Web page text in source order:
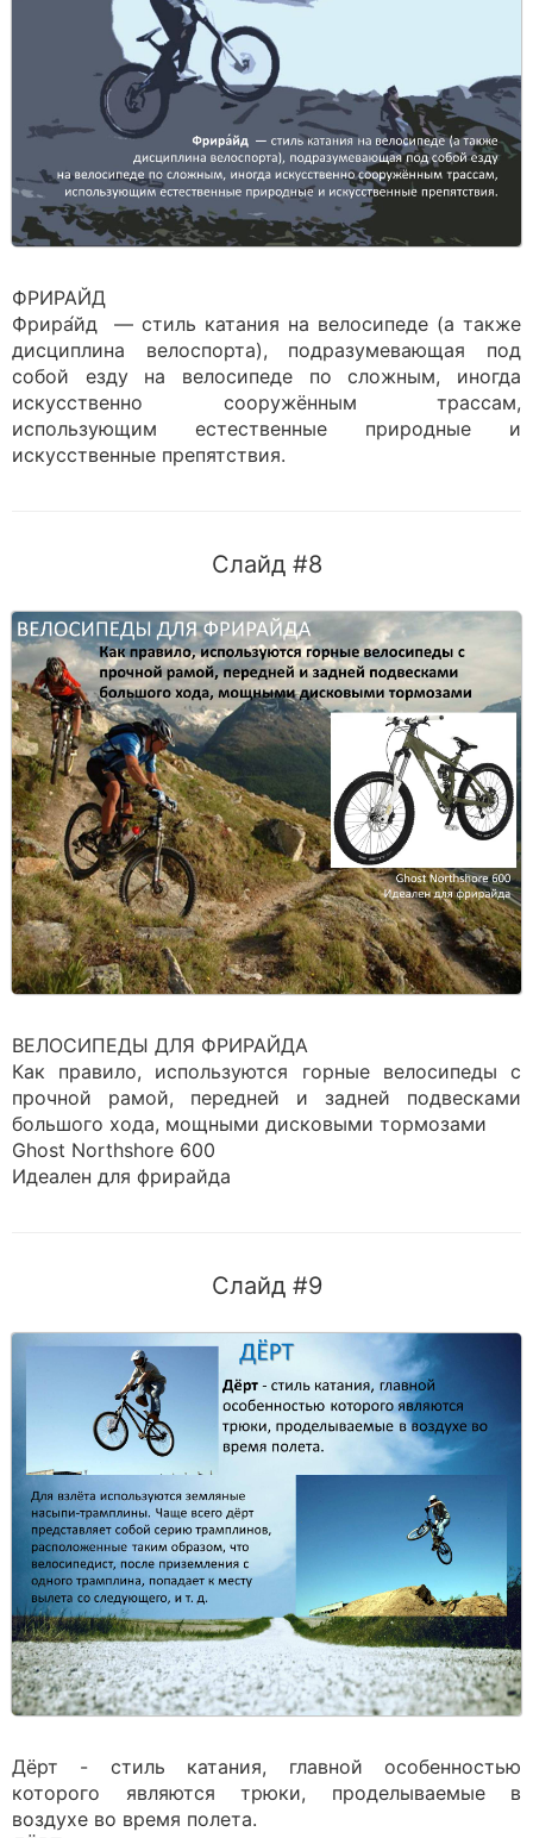
ФРИРАЙД
Фрира́йд — стиль катания на велосипеде (а также
дисциплина велоспорта), подразумевающая под
собой езду на велосипеде по сложным, иногда
искусственно сооружённым трассам,
использующим естественные природные и
искусственные препятствия.
Слайд #8
ВЕЛОСИПЕДЫ ДЛЯ ФРИРАЙДА
Как правило, используются горные велосипеды с
прочной рамой, передней и задней подвесками
большого хода, мощными дисковыми тормозами
Ghost Northshore 600
Идеален для фрирайда
Слайд #9
Дёрт - стиль катания, главной особенностью
которого являются трюки, проделываемые в
воздухе во время полета.